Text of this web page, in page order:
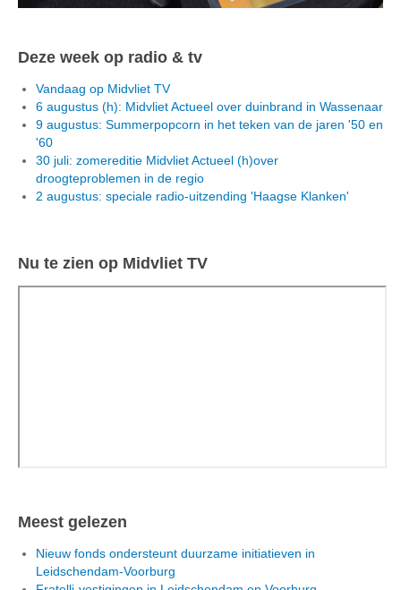
Deze week op radio & tv
Vandaag op Midvliet TV
6 augustus (h): Midvliet Actueel over duinbrand in Wassenaar
9 augustus: Summerpopcorn in het teken van de jaren '50 en
'60
30 juli: zomereditie Midvliet Actueel (h)over
droogteproblemen in de regio
2 augustus: speciale radio-uitzending 'Haagse Klanken'
Nu te zien op Midvliet TV
Meest gelezen
Nieuw fonds ondersteunt duurzame initiatieven in
Leidschendam-Voorburg